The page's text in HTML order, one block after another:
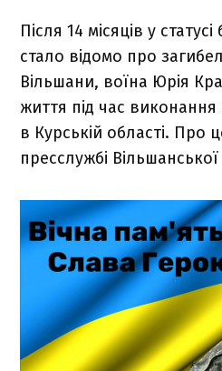
Після 14 місяців у
стало відомо про
Вільшани, воїна Юрія
життя під час
в Курській області. Про
пресслужбі